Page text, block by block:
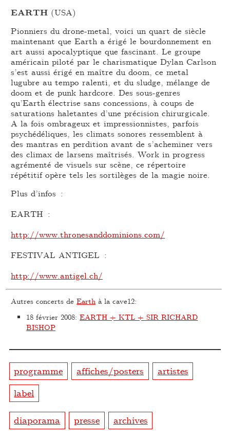
EARTH (USA)
Pionniers du drone-metal, voici un quart de siècle
maintenant que Earth a érigé le bourdonnement en
art aussi apocalyptique que fascinant. Le groupe
américain piloté par le charismatique Dylan Carlson
s’est aussi érigé en maître du doom, ce metal
lugubre au tempo ralenti, et du sludge, mélange de
doom et de punk hardcore. Des sous-genres
qu’Earth électrise sans concessions, à coups de
saturations haletantes d’une précision chirurgicale.
A la fois ombrageux et impressionnistes, parfois
psychédéliques, les climats sonores ressemblent à
des mantras en perdition avant de s’acheminer vers
des climax de larsens maîtrisés. Work in progress
agrémenté de visuels sur scène, ce répertoire
répétitif opère tels les sortilèges de la magie noire.
Plus d’infos :
EARTH :
http://www.thronesanddominions.com/
FESTIVAL ANTIGEL :
http://www.antigel.ch/
Autres concerts deEarth à la cave12:
18 février 2008:EARTH + KTL + SIR RICHARD
BISHOP
programme affiches/posters
artistes
label
diaporama presse archives